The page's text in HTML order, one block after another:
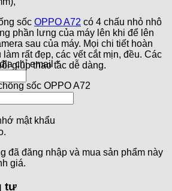
sốc OPPO A72 có 4 chấu nhỏ nhô
phần lưng của máy lên khi để lên
sau của máy. Mọi chi tiết hoàn
rất đẹp, các vết cắt mịn, đều. Các
giúp thao tác dễ dàng.
đã đăng nhập và mua sản phẩm này
giá.
tự
chỉ email*
mật khẩu